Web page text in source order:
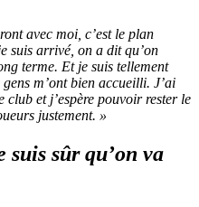
avec moi, c’est le plan
suis arrivé, on a dit qu’on
terme. Et je suis tellement
m’ont bien accueilli. J’ai
et j’espère pouvoir rester le
justement. »
suis sûr qu’on va